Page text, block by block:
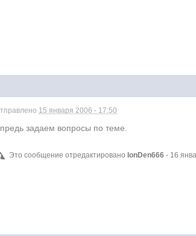
15 января 2006 - 17:50
задаем вопросы по теме.
Это сообщение отредактировано IonDen666 - 16